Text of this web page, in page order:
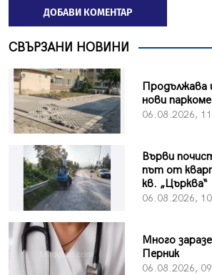
ДОБАВИ КОМЕНТАР
СВЪРЗАНИ НОВИНИ
Продължава
нови
06.08.2026,
Върви
път от
кв. „Църква“
06.08.2026,
Много
Перник
06.08.2026,